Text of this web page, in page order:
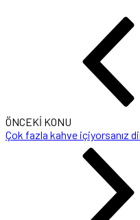
ÖNCEKİ KONU
Çok fazla kahve içiyorsanız